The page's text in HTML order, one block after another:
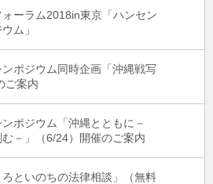
ォーラム2018in東京「ハンセン
ム」
ンポジウム同時企画「沖縄戦写
ご案内
ポジウム「沖縄とともに－
－」（6/24）開催のご案内
ろといのちの法律相談」（無料